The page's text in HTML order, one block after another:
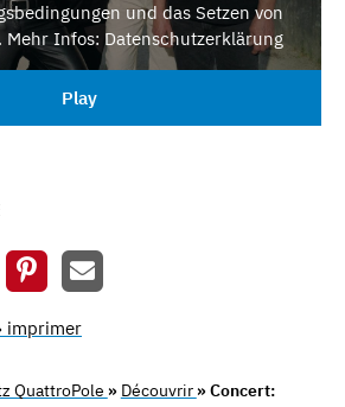
und das Setzen von
Mehr Infos: Datenschutzerklärung
Play
imprimer
QuattroPole » Découvrir » Concert: